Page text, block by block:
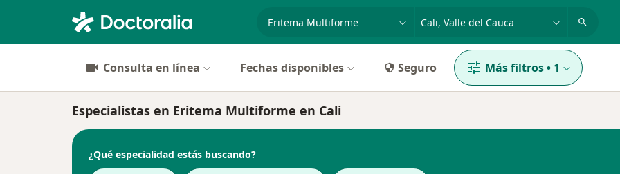
Consulta en línea Fechas disponibles Seguro Más filtros• 1
Especialistas en Eritema Multiforme en Cali
¿Qué especialidad estás buscando?